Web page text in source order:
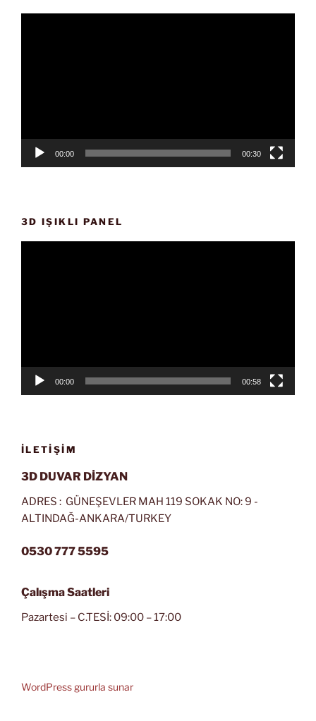
00:00 00:30
3D IŞIKLI PANEL
00:00 00:58
İLETIŞIM
3D DUVAR DİZYAN
ADRES : GÜNEŞEVLER MAH 119 SOKAK NO: 9 -
ALTINDAĞ-ANKARA/TURKEY
0530 777 5595
Çalışma Saatleri
Pazartesi – C.TESİ: 09:00 – 17:00
WordPress gururla sunar